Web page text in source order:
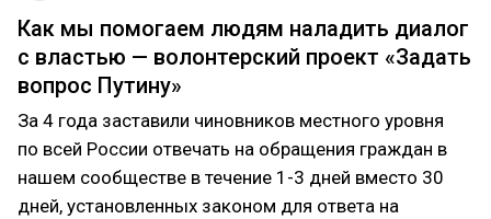
Как мы помогаем людям наладить диалог
с властью — волонтерский проект «Задать
вопрос Путину»
За 4 года заставили чиновников местного уровня
по всей России отвечать на обращения граждан в
нашем сообществе в течение 1-3 дней вместо 30
дней, установленных законом для ответа на